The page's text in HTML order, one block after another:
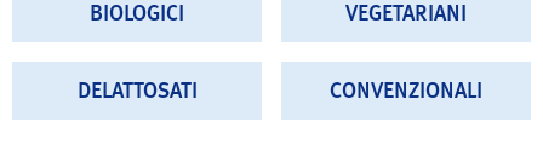
BIOLOGICI VEGETARIANI
DELATTOSATI CONVENZIONALI